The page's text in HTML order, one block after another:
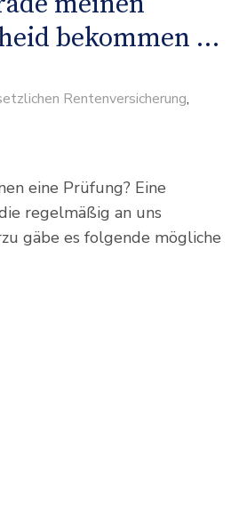
bekommen …
Rentenversicherung,
eine Prüfung? Eine
regelmäßig an uns
gäbe es folgende mögliche